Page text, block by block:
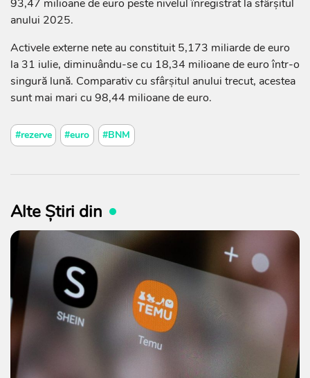
93,47 milioane de euro peste nivelul înregistrat la sfârșitul
anului 2025.
Activele externe nete au constituit 5,173 miliarde de euro
la 31 iulie, diminuându-se cu 18,34 milioane de euro într-o
singură lună. Comparativ cu sfârșitul anului trecut, acestea
sunt mai mari cu 98,44 milioane de euro.
#rezerve #euro #BNM
Alte Știri din